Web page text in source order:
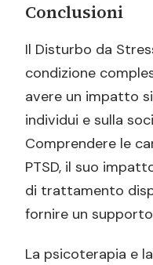
Conclusioni
Il Disturbo da
condizione
avere un impatto
individui e sulla
Comprendere le
PTSD, il suo
di trattamento
fornire un
La psicoterapia e